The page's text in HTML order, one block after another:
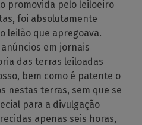
promovida pelo leiloeiro
foi absolutamente
leilão que apregoava.
em jornais
das terras leiloadas
bem como é patente o
nestas terras, sem que se
para a divulgação
apenas seis horas,